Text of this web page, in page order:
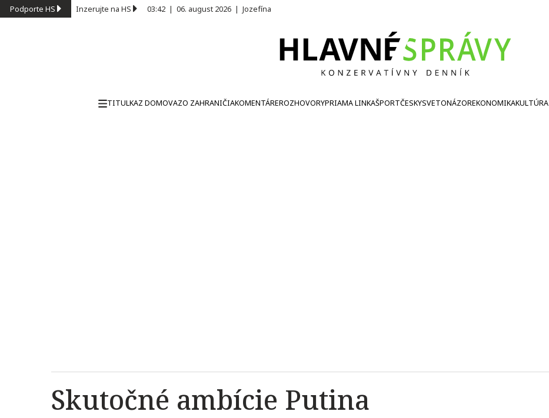
Podporte HS Inzerujte na HS 03:42 | 06. august 2026 | Jozefína
TITULKAZ DOMOVAZO ZAHRANIČIAKOMENTÁREROZHOVORYPRIAMA LINKAŠPORTČESKYSVETONÁZOREKONOMIKAKULTÚRA
Skutočné ambície Putina